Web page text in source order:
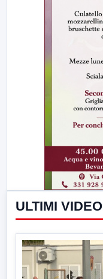
ULTIMI VIDEO